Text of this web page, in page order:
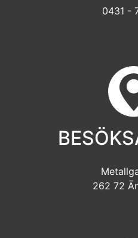
0431 -
262 72